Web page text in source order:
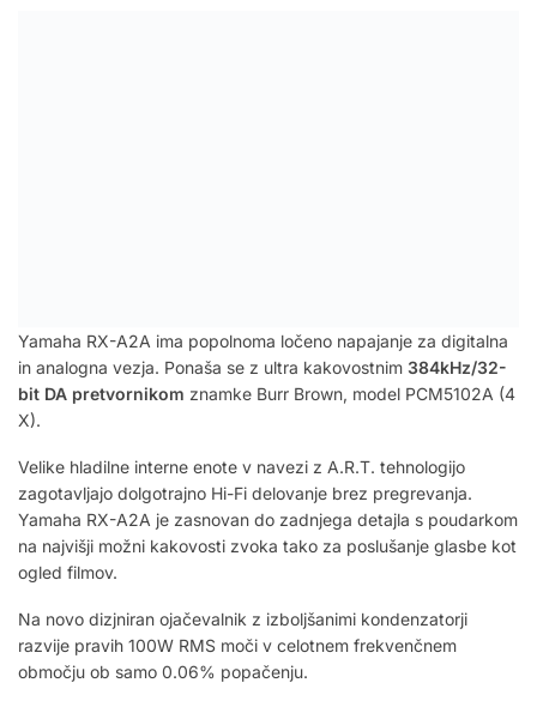
Yamaha RX-A2A ima popolnoma ločeno napajanje za digitalna
in analogna vezja. Ponaša se z ultra kakovostnim 384kHz/32-
bit DA pretvornikom znamke Burr Brown, model PCM5102A (4
X).
Velike hladilne interne enote v navezi z A.R.T. tehnologijo
zagotavljajo dolgotrajno Hi-Fi delovanje brez pregrevanja.
Yamaha RX-A2A je zasnovan do zadnjega detajla s poudarkom
na najvišji možni kakovosti zvoka tako za poslušanje glasbe kot
ogled filmov.
Na novo dizjniran ojačevalnik z izboljšanimi kondenzatorji
razvije pravih 100W RMS moči v celotnem frekvenčnem
območju ob samo 0.06% popačenju.